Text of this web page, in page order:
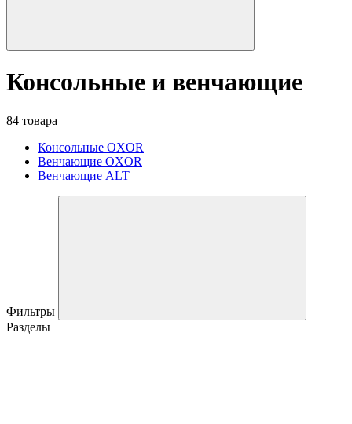
Консольные и венчающие
84 товара
Консольные OXOR
Венчающие OXOR
Венчающие ALT
Фильтры
Разделы